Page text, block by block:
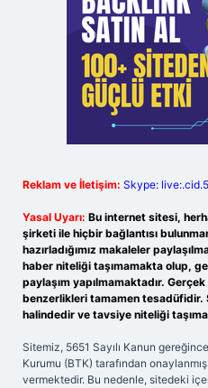
Reklam ve İletişim: Skype:
Yasal Uyarı: Bu internet sitesi,
şirketi ile hiçbir bağlantısı
hazırladığımız makaleler
haber niteliği taşımamakta olup,
paylaşım yapılmamaktadır.
benzerlikleri tamamen
halindedir ve tavsiye niteliği
Sitemiz, 5651 Sayılı Kanun
Kurumu (BTK) tarafından
vermektedir. Bu nedenle, sitedeki